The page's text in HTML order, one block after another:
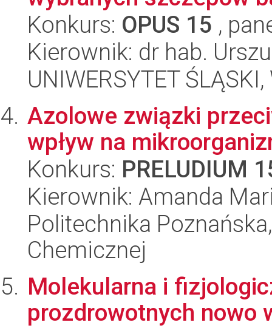
Konkurs: OPUS 15 ,
Kierownik: dr hab.
UNIWERSYTET
Azolowe związki
wpływ na
Konkurs: PRELUDIUM
Kierownik: Amanda
Politechnika
Chemicznej
Molekularna i
prozdrowotnych nowo